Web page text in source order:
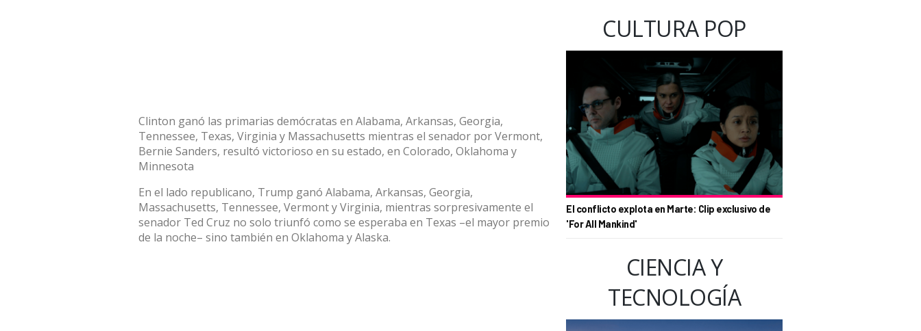
Clinton ganó las primarias demócratas en Alabama, Arkansas, Georgia,
Tennessee, Texas, Virginia y Massachusetts mientras el senador por Vermont,
Bernie Sanders, resultó victorioso en su estado, en Colorado, Oklahoma y
Minnesota
En el lado republicano, Trump ganó Alabama, Arkansas, Georgia,
Massachusetts, Tennessee, Vermont y Virginia, mientras sorpresivamente el
senador Ted Cruz no solo triunfó como se esperaba en Texas –el mayor premio
de la noche– sino también en Oklahoma y Alaska.
CULTURA POP
El conflicto explota en Marte: Clip exclusivo de
'For All Mankind'
CIENCIA Y
TECNOLOGÍA